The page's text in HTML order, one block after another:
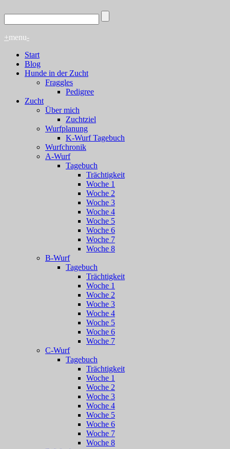
+menu-
Start
Blog
Hunde in der Zucht
Fraggles
Pedigree
Zucht
Über mich
Zuchtziel
Wurfplanung
K-Wurf Tagebuch
Wurfchronik
A-Wurf
Tagebuch
Trächtigkeit
Woche 1
Woche 2
Woche 3
Woche 4
Woche 5
Woche 6
Woche 7
Woche 8
B-Wurf
Tagebuch
Trächtigkeit
Woche 1
Woche 2
Woche 3
Woche 4
Woche 5
Woche 6
Woche 7
C-Wurf
Tagebuch
Trächtigkeit
Woche 1
Woche 2
Woche 3
Woche 4
Woche 5
Woche 6
Woche 7
Woche 8